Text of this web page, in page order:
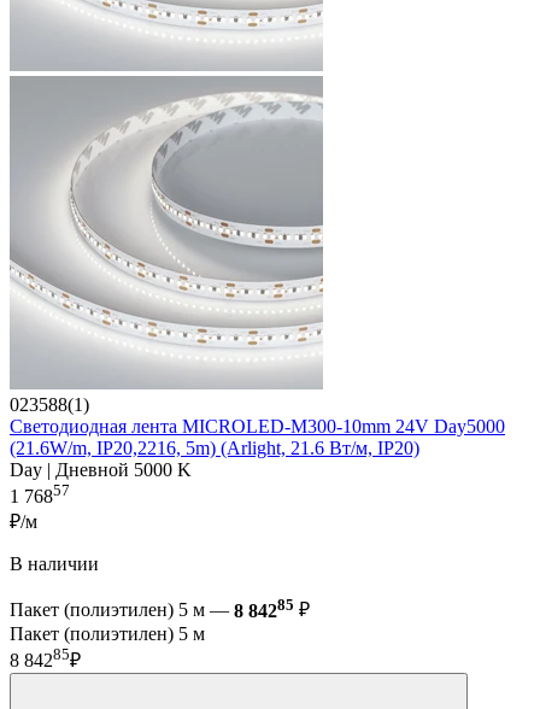
023588(1)
Светодиодная лента MICROLED-M300-10mm 24V Day5000
(21.6W/m, IP20,2216, 5m) (Arlight, 21.6 Вт/м, IP20)
Day | Дневной 5000 K
1 76857
₽/м
В наличии
Пакет (полиэтилен) 5 м — 8 84285 ₽
Пакет (полиэтилен) 5 м
8 84285₽